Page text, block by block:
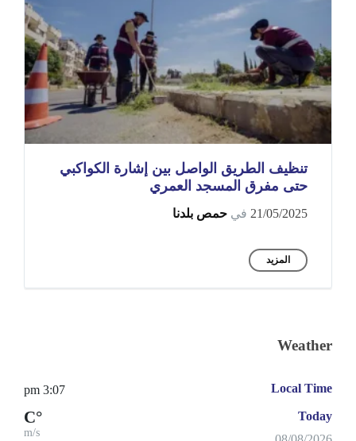
تنظيف الطريق الواصل بين إشارة الكواكبي
حتى مفرق المسجد العمري
21/05/2025 في حمص بلدنا
المزيد
Weather
Local Time
3:07 pm
Today
°C
m/s